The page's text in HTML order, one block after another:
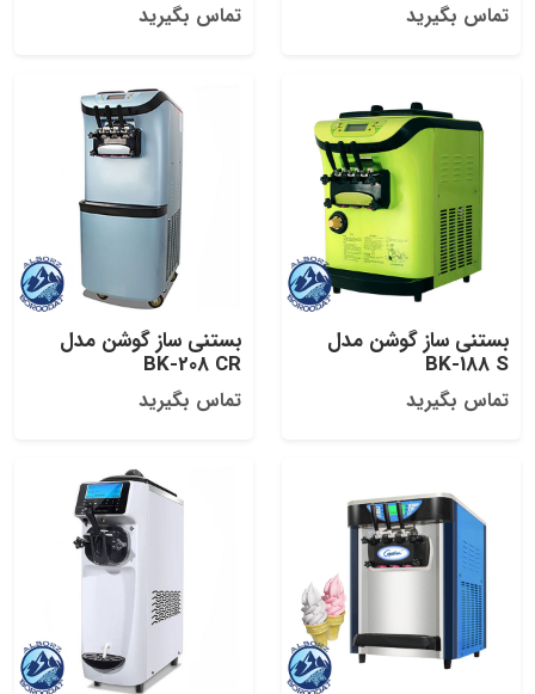
تماس بگیرید تماس بگیرید
بستنی ساز گوشن مدل
BK-188 S
تماس بگیرید
بستنی ساز گوشن مدل
BK-208 CR
تماس بگیرید